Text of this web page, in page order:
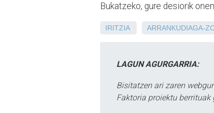
Bukatzeko, gure desiorik
IRITZIA ARRANKUDIAGA-
LAGUN AGURGARRIA:
Bisitatzen ari zaren
Faktoria proiektu berrituak